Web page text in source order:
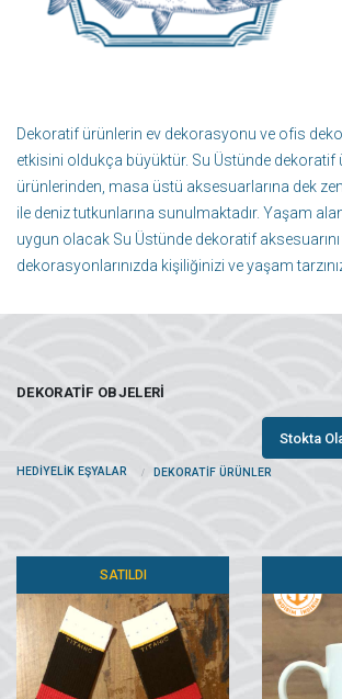
Dekoratif ürünlerin ev dekorasyonu ve ofis
etkisini oldukça büyüktür. Su Üstünde dekoratif
ürünlerinden, masa üstü aksesuarlarına dek
ile deniz tutkunlarına sunulmaktadır. Yaşam
uygun olacak Su Üstünde dekoratif aksesuarını
dekorasyonlarınızda kişiliğinizi ve yaşam
DEKORATIF OBJELERI
Stokta
HEDIYELIK EŞYALAR DEKORATIF ÜRÜNLER
SATILDI